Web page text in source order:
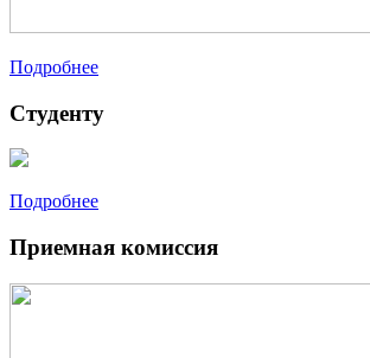
Подробнее
Студенту
Подробнее
Приемная комиссия